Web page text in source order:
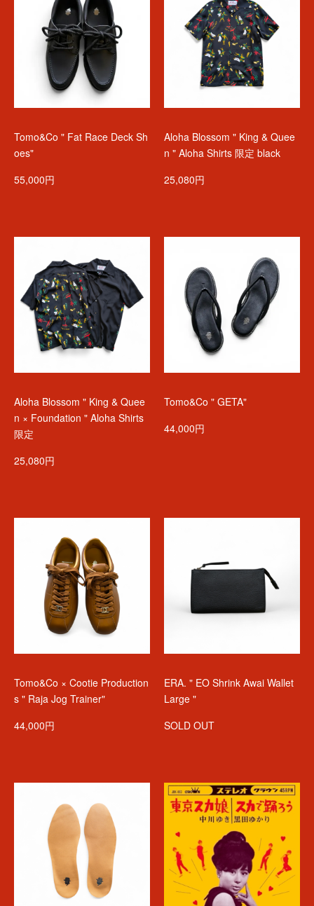
Tomo&Co " Fat Race Deck Sh
oes"
55,000円
Aloha Blossom " King & Quee
n " Aloha Shirts 限定 black
25,080円
Aloha Blossom " King & Quee
n × Foundation " Aloha Shirts
限定
25,080円
Tomo&Co " GETA"
44,000円
Tomo&Co × Cootie Production
s " Raja Jog Trainer"
44,000円
ERA. " EO Shrink Awai Wallet
Large "
SOLD OUT